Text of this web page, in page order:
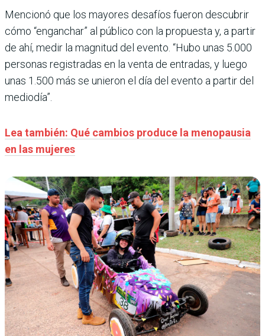
Mencionó que los mayores desafíos fueron descubrir
cómo “enganchar” al público con la propuesta y, a partir
de ahí, medir la magnitud del evento. “Hubo unas 5.000
personas registradas en la venta de entradas, y luego
unas 1.500 más se unieron el día del evento a partir del
mediodía”.
Lea también: Qué cambios produce la menopausia
en las mujeres